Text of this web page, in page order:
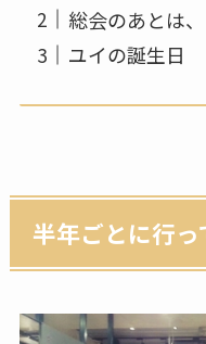
総会のあとは
ユイの誕生日
半年ごとに行